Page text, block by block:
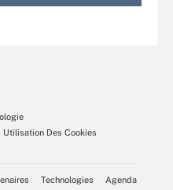
Utilisation Des Cookies
Technologies Agenda